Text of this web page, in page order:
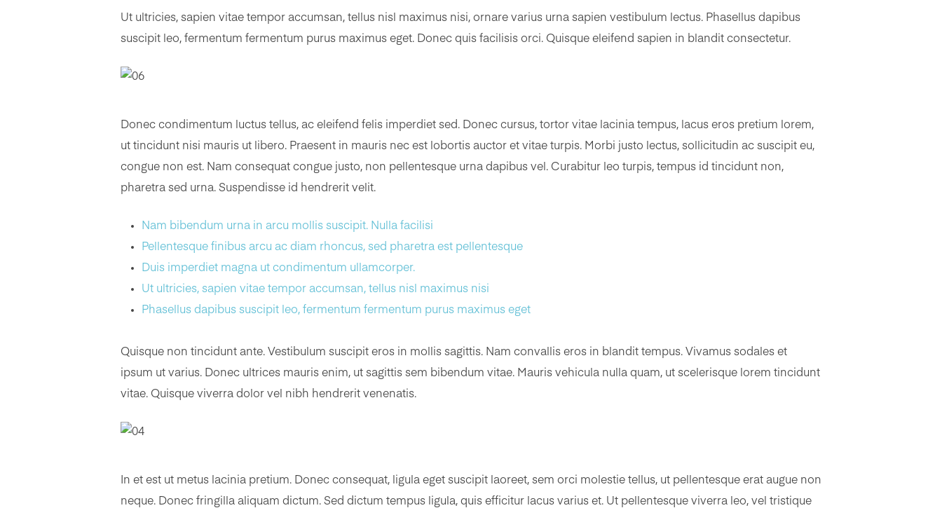
Ut ultricies, sapien vitae tempor accumsan, tellus nisl maximus nisi, ornare varius urna sapien vestibulum lectus. Phasellus dapibus
suscipit leo, fermentum fermentum purus maximus eget. Donec quis facilisis orci. Quisque eleifend sapien in blandit consectetur.
Donec condimentum luctus tellus, ac eleifend felis imperdiet sed. Donec cursus, tortor vitae lacinia tempus, lacus eros pretium lorem,
ut tincidunt nisi mauris ut libero. Praesent in mauris nec est lobortis auctor et vitae turpis. Morbi justo lectus, sollicitudin ac suscipit eu,
congue non est. Nam consequat congue justo, non pellentesque urna dapibus vel. Curabitur leo turpis, tempus id tincidunt non,
pharetra sed urna. Suspendisse id hendrerit velit.
Nam bibendum urna in arcu mollis suscipit. Nulla facilisi
Pellentesque finibus arcu ac diam rhoncus, sed pharetra est pellentesque
Duis imperdiet magna ut condimentum ullamcorper.
Ut ultricies, sapien vitae tempor accumsan, tellus nisl maximus nisi
Phasellus dapibus suscipit leo, fermentum fermentum purus maximus eget
Quisque non tincidunt ante. Vestibulum suscipit eros in mollis sagittis. Nam convallis eros in blandit tempus. Vivamus sodales et
ipsum ut varius. Donec ultrices mauris enim, ut sagittis sem bibendum vitae. Mauris vehicula nulla quam, ut scelerisque lorem tincidunt
vitae. Quisque viverra dolor vel nibh hendrerit venenatis.
In et est ut metus lacinia pretium. Donec consequat, ligula eget suscipit laoreet, sem orci molestie tellus, ut pellentesque erat augue non
neque. Donec fringilla aliquam dictum. Sed dictum tempus ligula, quis efficitur lacus varius et. Ut pellentesque viverra leo, vel tristique